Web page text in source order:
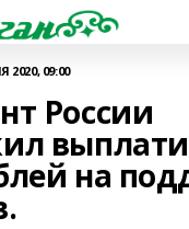
2020, 09:00
России
на